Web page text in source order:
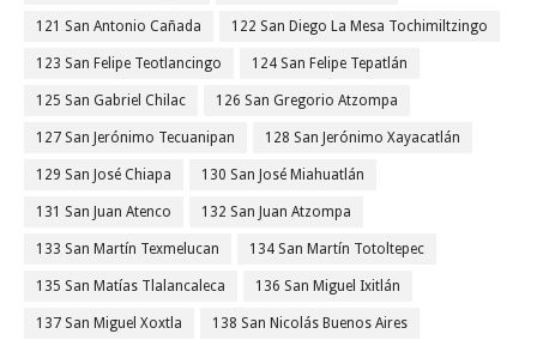
121 San Antonio Cañada 122 San Diego La Mesa Tochimiltzingo
123 San Felipe Teotlancingo 124 San Felipe Tepatlán
125 San Gabriel Chilac 126 San Gregorio Atzompa
127 San Jerónimo Tecuanipan 128 San Jerónimo Xayacatlán
129 San José Chiapa 130 San José Miahuatlán
131 San Juan Atenco 132 San Juan Atzompa
133 San Martín Texmelucan 134 San Martín Totoltepec
135 San Matías Tlalancaleca 136 San Miguel Ixitlán
137 San Miguel Xoxtla 138 San Nicolás Buenos Aires